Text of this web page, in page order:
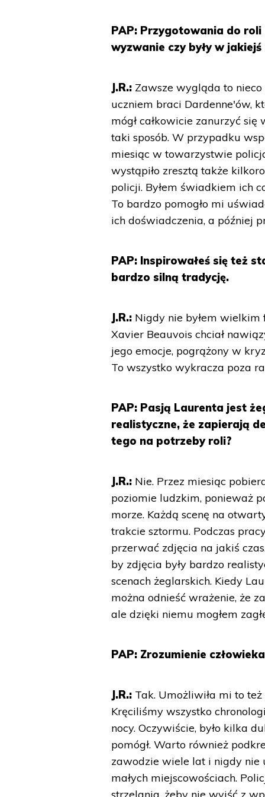
PAP: Przygotowania do
wyzwanie czy były w
J.R.: Zawsze wygląda to
uczniem braci Dardenne'ów,
mógł całkowicie zanurzyć
taki sposób. W przypadku
miesiąc w towarzystwie
wystąpiło zresztą także
policji. Byłem świadkiem ich
To bardzo pomogło mi
ich doświadczenia, a później
PAP: Inspirowałeś się też
bardzo silną tradycję.
J.R.: Nigdy nie byłem
Xavier Beauvois chciał
jego emocje, pogrążony w
To wszystko wykracza poza
PAP: Pasją Laurenta jest
realistyczne, że zapierają
tego na potrzeby roli?
J.R.: Nie. Przez miesiąc
poziomie ludzkim, ponieważ
morze. Każdą scenę na
trakcie sztormu. Podczas
przerwać zdjęcia na jakiś
by zdjęcia były bardzo
scenach żeglarskich. Kiedy
można odnieść wrażenie, że
ale dzięki niemu mogłem
PAP: Zrozumienie
J.R.: Tak. Umożliwiła mi to też
Kręciliśmy wszystko
nocy. Oczywiście, było kilka
pomógł. Warto również
zawodzie wiele lat i nigdy nie
małych miejscowościach.